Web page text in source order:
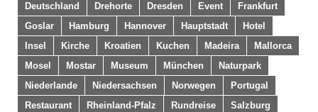
Deutschland
Drehorte Dresden Event
Frankfurt
Goslar
Hamburg Hannover Hauptstadt
Hotel
Insel
Kirche Kroatien Kuchen Madeira
Mallorca
Mosel
Mostar Museum München
Naturpark
Niederlande
Niedersachsen Norwegen
Portugal
Restaurant
Rheinland-Pfalz Rundreise
Salzburg